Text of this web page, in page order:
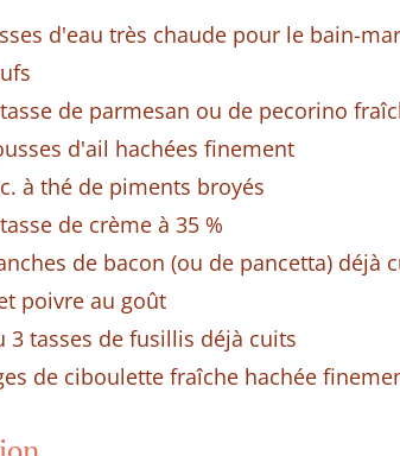
d'eau très chaude pour le bain-
de parmesan ou de pecorino
d'ail hachées finement
à thé de piments broyés
de crème à 35 %
de bacon (ou de pancetta) déjà
poivre au goût
3 tasses de fusillis déjà cuits
de ciboulette fraîche hachée